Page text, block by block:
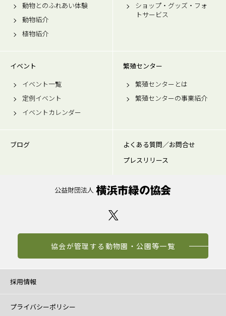
動物とのふれあい体験
動物紹介
植物紹介
ショップ・グッズ・フォ
トサービス
イベント
イベント一覧
定例イベント
イベントカレンダー
繁殖センター
繁殖センターとは
繁殖センターの事業紹介
ブログ
よくある質問／お問合せ
プレスリリース
協会が管理する動物園・公園等一覧
採用情報
プライバシーポリシー